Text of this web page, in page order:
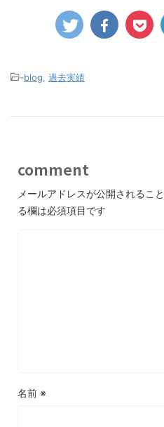
-blog 過去実績
comment
メールアドレスが公開されるこ
る欄は必須項目です
名前 ※